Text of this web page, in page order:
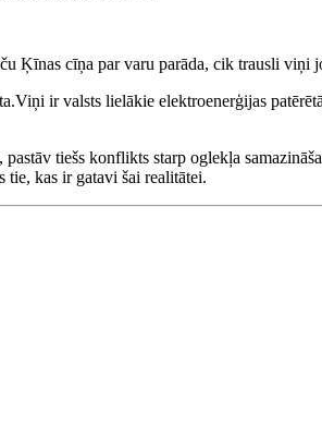
Ķīnas cīņa par varu parāda, cik trausli viņi
ir valsts lielākie elektroenerģijas
tiešs konflikts starp oglekļa
tie, kas ir gatavi šai realitātei.